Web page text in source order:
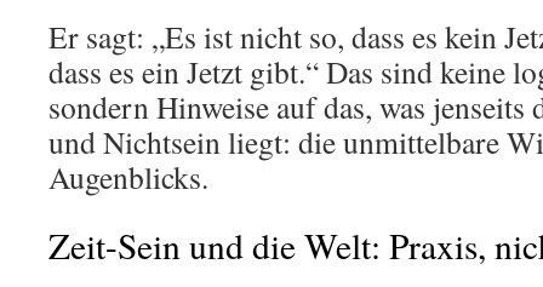
Er sagt: „Es ist nicht so, dass es kein
dass es ein Jetzt gibt.“ Das sind keine
sondern Hinweise auf das, was
und Nichtsein liegt: die unmittelbare
Augenblicks.
Zeit-Sein und die Welt: Praxis,